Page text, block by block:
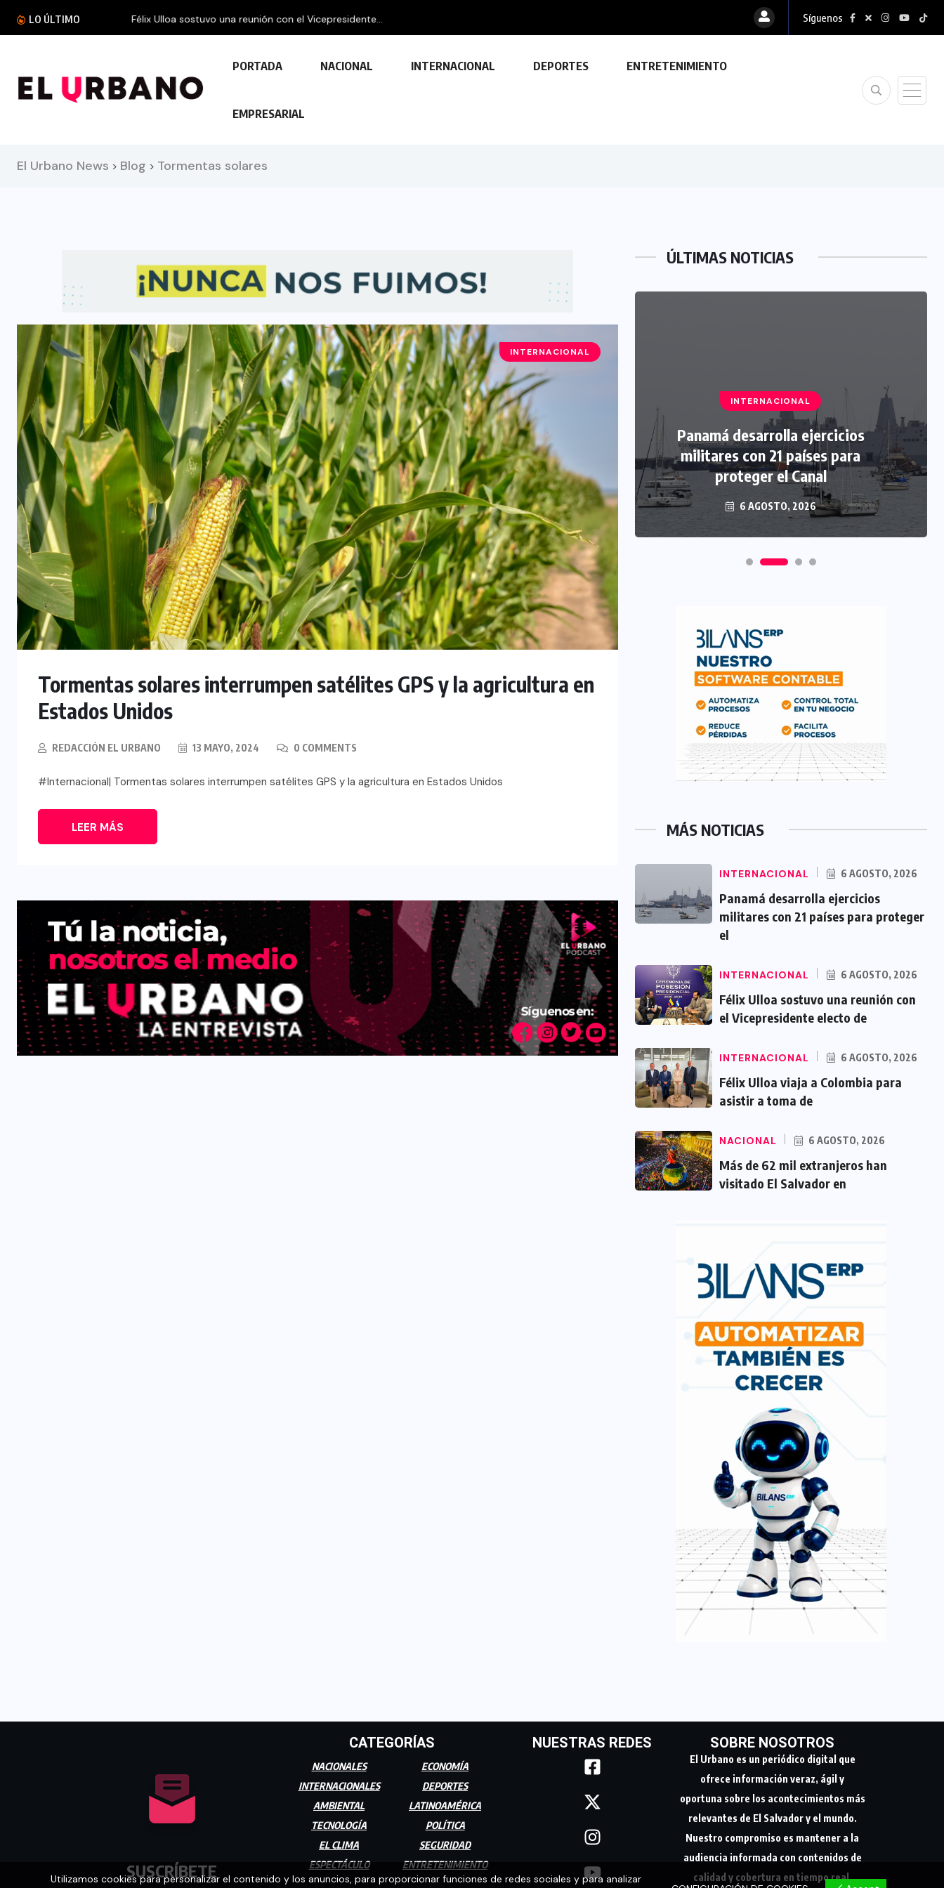
LO ÚLTIMO Félix Ulloa sostuvo una reunión con el Vicepresidente... Síguenos
PORTADA NACIONAL INTERNACIONAL DEPORTES ENTRETENIMIENTO
EMPRESARIAL
El Urbano News > Blog > Tormentas solares
INTERNACIONAL
Tormentas solares interrumpen satélites GPS y la agricultura en
Estados Unidos
REDACCIÓN EL URBANO 13 MAYO, 2024 0 COMMENTS
#Internacional| Tormentas solares interrumpen satélites GPS y la agricultura en Estados Unidos
LEER MÁS
ÚLTIMAS NOTICIAS
INTERNACIONAL
Félix Ulloa viaja a Colombia para
asistir a toma de posesión
presidencial
6 AGOSTO, 2026
INTERNACIONAL
Panamá desarrolla ejercicios
militares con 21 países para
proteger el Canal
6 AGOSTO, 2026
MÁS NOTICIAS
INTERNACIONAL 6 AGOSTO, 2026
Panamá desarrolla ejercicios
militares con 21 países para proteger
el
INTERNACIONAL 6 AGOSTO, 2026
Félix Ulloa sostuvo una reunión con
el Vicepresidente electo de
INTERNACIONAL 6 AGOSTO, 2026
Félix Ulloa viaja a Colombia para
asistir a toma de
NACIONAL 6 AGOSTO, 2026
Más de 62 mil extranjeros han
visitado El Salvador en
SUSCRÍBETE
CATEGORÍAS
NACIONALES
INTERNACIONALES
AMBIENTAL
TECNOLOGÍA
EL CLIMA
ESPECTÁCULO
ECONOMÍA
DEPORTES
LATINOAMÉRICA
POLÍTICA
SEGURIDAD
ENTRETENIMIENTO
NUESTRAS REDES SOBRE NOSOTROS
El Urbano es un periódico digital que
ofrece información veraz, ágil y
oportuna sobre los acontecimientos más
relevantes de El Salvador y el mundo.
Nuestro compromiso es mantener a la
audiencia informada con contenidos de
calidad y cobertura en tiempo real.
Utilizamos cookies para personalizar el contenido y los anuncios, para proporcionar funciones de redes sociales y para analizar